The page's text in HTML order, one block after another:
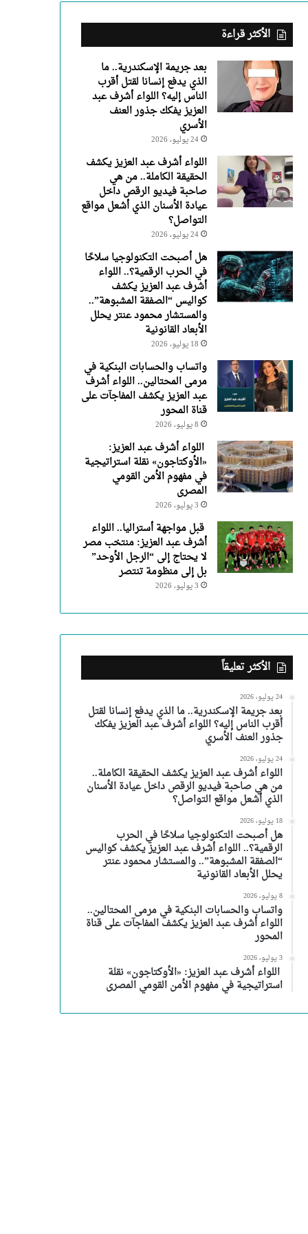
يفكك
جذور
العنف
الأسري
الأكثر قراءة
بعد جريمة الإسكندرية.. ما
الذي يدفع إنسانا لقتل أقرب
الناس إليه؟ اللواء أشرف عبد
العزيز يفكك جذور العنف
الأسري
24 يوليو، 2026
اللواء أشرف عبد العزيز يكشف
الحقيقة الكاملة.. من هي
صاحبة فيديو الرقص داخل
عيادة الأسنان الذي أشعل مواقع
التواصل؟
24 يوليو، 2026
هل أصبحت التكنولوجيا سلاحًا
في الحرب الرقمية؟.. اللواء
أشرف عبد العزيز يكشف
كواليس “الصفقة المشبوهة”..
والمستشار محمود عنتر يحلل
الأبعاد القانونية
18 يوليو، 2026
واتساب والحسابات البنكية في
مرمى المحتالين.. اللواء أشرف
عبد العزيز يكشف المفاجآت على
قناة المحور
8 يوليو، 2026
اللواء أشرف عبد العزيز:
«الأوكتاجون» نقلة استراتيجية
في مفهوم الأمن القومي
المصرى
3 يوليو، 2026
قبل مواجهة أستراليا.. اللواء
أشرف عبد العزيز: منتخب مصر
لا يحتاج إلى “الرجل الأوحد”
بل إلى منظومة تنتصر
3 يوليو، 2026
الأكثر تعليقاً
24 يوليو، 2026
بعد جريمة الإسكندرية.. ما الذي يدفع إنسانا لقتل
أقرب الناس إليه؟ اللواء أشرف عبد العزيز يفكك
جذور العنف الأسري
24 يوليو، 2026
اللواء أشرف عبد العزيز يكشف الحقيقة الكاملة..
من هي صاحبة فيديو الرقص داخل عيادة الأسنان
الذي أشعل مواقع التواصل؟
18 يوليو، 2026
هل أصبحت التكنولوجيا سلاحًا في الحرب
الرقمية؟.. اللواء أشرف عبد العزيز يكشف كواليس
“الصفقة المشبوهة”.. والمستشار محمود عنتر
يحلل الأبعاد القانونية
8 يوليو، 2026
واتساب والحسابات البنكية في مرمى المحتالين..
اللواء أشرف عبد العزيز يكشف المفاجآت على قناة
المحور
3 يوليو، 2026
اللواء أشرف عبد العزيز: «الأوكتاجون» نقلة
استراتيجية في مفهوم الأمن القومي المصرى